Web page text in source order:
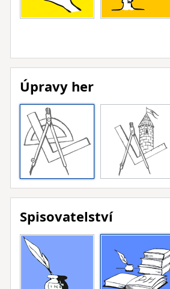
Úpravy her
Spisovatelství